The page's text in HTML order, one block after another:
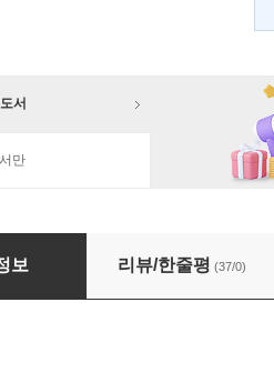
서
만
환
보 리뷰/한줄평 (37/0)